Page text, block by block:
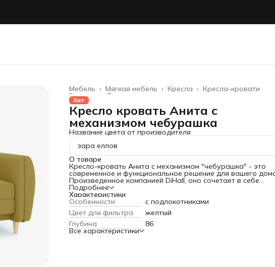
Кресла-кровати
Кресла ›
Мягкая мебель ›
Мебель ›
Товары для дома
Главная
Хит
Кресло кровать Анита с
механизмом чебурашка
Название цвета от производителя
зара еллов
О товаре
Кресло-кровать Анита с механизмом "чебурашка" - это
современное и функциональное решение для вашего
Произведенное компанией DiHall, оно сочетает в себе
комфорт и практичность, обеспечивая вам максимальный
комфорт и уют.
Механизм "чебурашка" является одним из самых
долговечных. Он обеспечивает плавное и легкое
преобразование кресла в кровать, что делает его
незаменимым для тех, кто ценит комфорт и
Кресло-кровать Анита от DiHall - это не только удобное и
практичное решение для вашего дома, но и стильный
Подробнее
Характеристики
Особенности
с подлокотниками
Цвет для фильтра
желтый
Глубина
86
Все характеристики